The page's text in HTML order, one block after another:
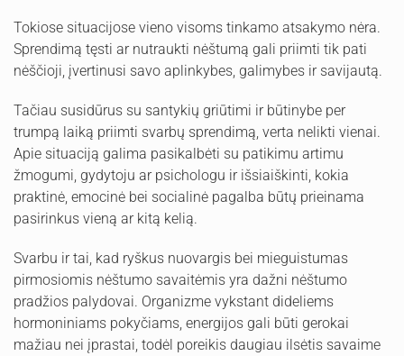
Tokiose situacijose vieno visoms tinkamo atsakymo nėra.
Sprendimą tęsti ar nutraukti nėštumą gali priimti tik pati
nėščioji, įvertinusi savo aplinkybes, galimybes ir savijautą.
Tačiau susidūrus su santykių griūtimi ir būtinybe per
trumpą laiką priimti svarbų sprendimą, verta nelikti vienai.
Apie situaciją galima pasikalbėti su patikimu artimu
žmogumi, gydytoju ar psichologu ir išsiaiškinti, kokia
praktinė, emocinė bei socialinė pagalba būtų prieinama
pasirinkus vieną ar kitą kelią.
Svarbu ir tai, kad ryškus nuovargis bei mieguistumas
pirmosiomis nėštumo savaitėmis yra dažni nėštumo
pradžios palydovai. Organizme vykstant dideliems
hormoniniams pokyčiams, energijos gali būti gerokai
mažiau nei įprastai, todėl poreikis daugiau ilsėtis savaime